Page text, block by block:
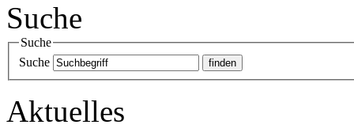
Suche
Suche
Suche
Aktuelles